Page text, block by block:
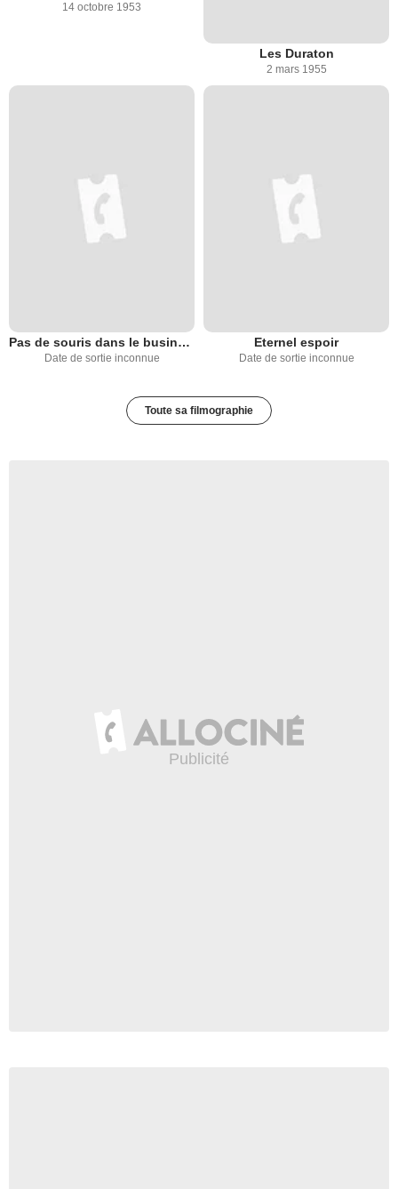
14 octobre 1953
Les Duraton
2 mars 1955
Pas de souris dans le business
Date de sortie inconnue
Eternel espoir
Date de sortie inconnue
Toute sa filmographie